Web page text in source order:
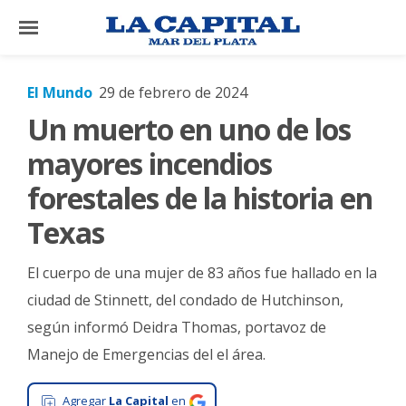
×
El
El
Mundo
La
Cultura
Tecnología
Gastronomía
Salud
El Mundo 29 de febrero de 2024
Un muerto en uno de los
mayores incendios
forestales de la historia en
Texas
El cuerpo de una mujer de 83 años fue hallado en la
ciudad de Stinnett, del condado de Hutchinson,
según informó Deidra Thomas, portavoz de
Manejo de Emergencias del el área.
Agregar La Capital en